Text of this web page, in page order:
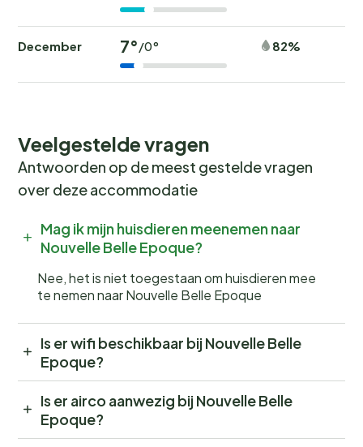
December 7°/0° 82%
Veelgestelde vragen
Antwoorden op de meest gestelde vragen
over deze accommodatie
Mag ik mijn huisdieren meenemen naar
Nouvelle Belle Epoque?
Nee, het is niet toegestaan om huisdieren mee
te nemen naar Nouvelle Belle Epoque
Is er wifi beschikbaar bij Nouvelle Belle
Epoque?
Is er airco aanwezig bij Nouvelle Belle
Epoque?